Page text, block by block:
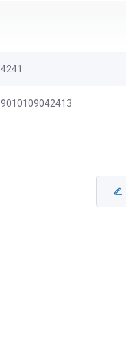
4241
9010109042413